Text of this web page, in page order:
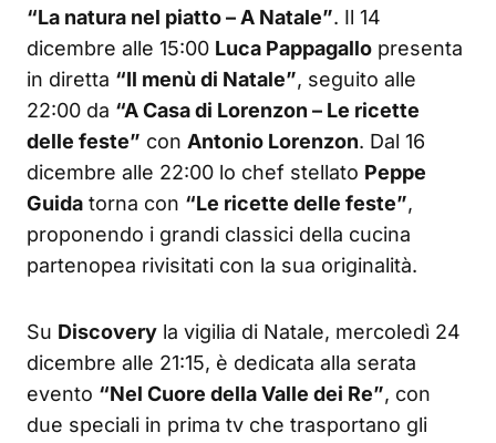
“La natura nel piatto – A Natale”. Il 14
dicembre alle 15:00 Luca Pappagallo presenta
in diretta “Il menù di Natale”, seguito alle
22:00 da “A Casa di Lorenzon – Le ricette
delle feste” con Antonio Lorenzon. Dal 16
dicembre alle 22:00 lo chef stellato Peppe
Guida torna con “Le ricette delle feste”,
proponendo i grandi classici della cucina
partenopea rivisitati con la sua originalità.
Su Discovery la vigilia di Natale, mercoledì 24
dicembre alle 21:15, è dedicata alla serata
evento “Nel Cuore della Valle dei Re”, con
due speciali in prima tv che trasportano gli